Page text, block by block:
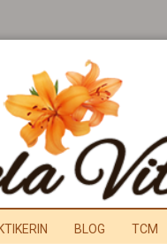
BLOG TCM